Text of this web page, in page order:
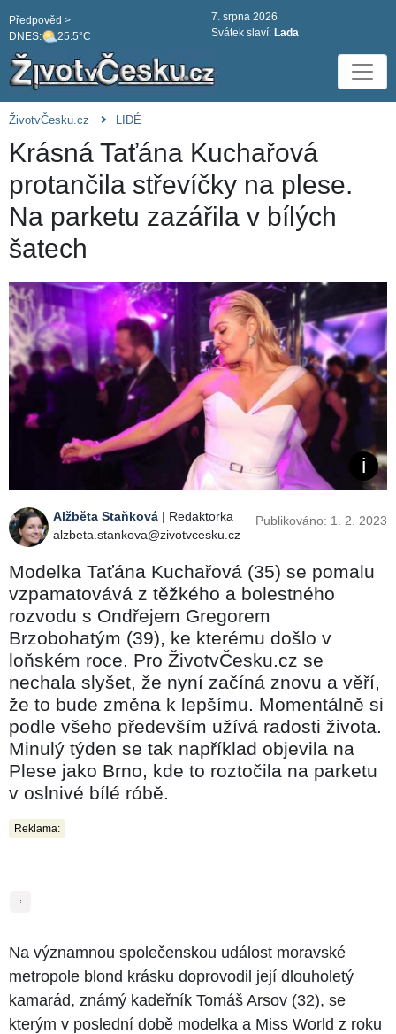
DNES: 25.5°C
Předpověd >
7. srpna 2026
Svátek slaví: Lada
ŽivotvČesku.cz LIDÉ
Krásná Taťána Kuchařová
protančila střevíčky na plese.
Na parketu zazářila v bílých
šatech
Alžběta Staňková | Redaktorka
alzbeta.stankova@zivotvcesku.cz
Publikováno: 1. 2. 2023
Modelka Taťána Kuchařová (35) se pomalu
vzpamatovává z těžkého a bolestného
rozvodu s Ondřejem Gregorem
Brzobohatým (39), ke kterému došlo v
loňském roce. Pro ŽivotvČesku.cz se
nechala slyšet, že nyní začíná znovu a věří,
že to bude změna k lepšímu. Momentálně si
podle všeho především užívá radosti života.
Minulý týden se tak například objevila na
Plese jako Brno, kde to roztočila na parketu
v oslnivé bílé róbě.
Reklama:
Na významnou společenskou událost moravské
metropole blond krásku doprovodil její dlouholetý
kamarád, známý kadeřník Tomáš Arsov (32), se
kterým v poslední době modelka a Miss World z roku